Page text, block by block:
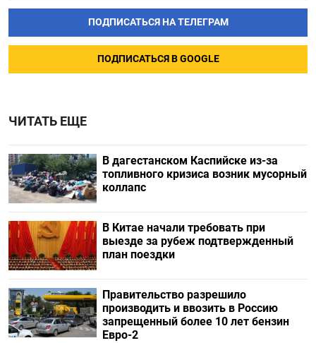
ПОДПИСАТЬСЯ НА ТЕЛЕГРАМ
ПОДПИСАТЬСЯ В GOOGLE
ЧИТАТЬ ЕЩЕ
В дагестанском Каспийске из-за
топливного кризиса возник мусорный
коллапс
В Китае начали требовать при
выезде за рубеж подтвержденный
план поездки
Правительство разрешило
производить и ввозить в Россию
запрещенный более 10 лет бензин
Евро-2